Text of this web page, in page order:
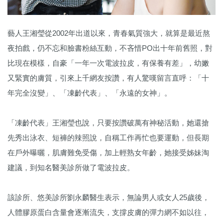
藝人王湘瑩從2002年出道以來，青春氣質強大，就算是最近熬
夜拍戲，仍不忘和臉書粉絲互動，不吝惜PO出十年前舊照，對
比現在模樣，自豪「一年一次電波拉皮，有保養有差」，幼嫩
又緊實的膚質，引來上千網友按讚，有人驚嘆留言直呼：「十
年完全沒變」、「凍齡代表」、「永遠的女神」。
「凍齡代表」王湘瑩也說，只要按讚破萬有神秘活動，她還搶
先秀出泳衣、短褲的辣照說，自稱工作再忙也要運動，但長期
在戶外曝曬，肌膚難免受傷，加上輕熟女年齡，她接受姊妹淘
建議，到知名醫美診所做了電波拉皮。
該診所、悠美診所劉永麟醫生表示，無論男人或女人25歲後，
人體膠原蛋白含量會逐漸流失，支撐皮膚的彈力網不如以往，